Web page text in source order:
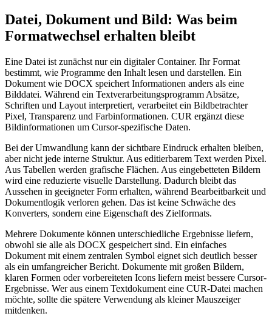
Datei, Dokument und Bild: Was beim
Formatwechsel erhalten bleibt
Eine Datei ist zunächst nur ein digitaler Container. Ihr Format
bestimmt, wie Programme den Inhalt lesen und darstellen. Ein
Dokument wie DOCX speichert Informationen anders als eine
Bilddatei. Während ein Textverarbeitungsprogramm Absätze,
Schriften und Layout interpretiert, verarbeitet ein Bildbetrachter
Pixel, Transparenz und Farbinformationen. CUR ergänzt diese
Bildinformationen um Cursor-spezifische Daten.
Bei der Umwandlung kann der sichtbare Eindruck erhalten bleiben,
aber nicht jede interne Struktur. Aus editierbarem Text werden Pixel.
Aus Tabellen werden grafische Flächen. Aus eingebetteten Bildern
wird eine reduzierte visuelle Darstellung. Dadurch bleibt das
Aussehen in geeigneter Form erhalten, während Bearbeitbarkeit und
Dokumentlogik verloren gehen. Das ist keine Schwäche des
Konverters, sondern eine Eigenschaft des Zielformats.
Mehrere Dokumente können unterschiedliche Ergebnisse liefern,
obwohl sie alle als DOCX gespeichert sind. Ein einfaches
Dokument mit einem zentralen Symbol eignet sich deutlich besser
als ein umfangreicher Bericht. Dokumente mit großen Bildern,
klaren Formen oder vorbereiteten Icons liefern meist bessere Cursor-
Ergebnisse. Wer aus einem Textdokument eine CUR-Datei machen
möchte, sollte die spätere Verwendung als kleiner Mauszeiger
mitdenken.